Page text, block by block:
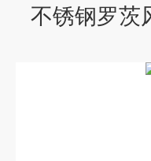
不锈钢罗茨